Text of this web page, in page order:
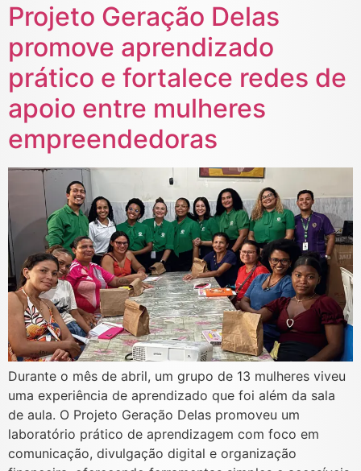
Projeto Geração Delas
promove aprendizado
prático e fortalece redes de
apoio entre mulheres
empreendedoras
Durante o mês de abril, um grupo de 13 mulheres viveu
uma experiência de aprendizado que foi além da sala
de aula. O Projeto Geração Delas promoveu um
laboratório prático de aprendizagem com foco em
comunicação, divulgação digital e organização